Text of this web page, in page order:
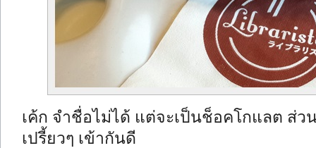
เค้ก จำชื่อไม่ได้ แต่จะเป็นช็อคโกแลต ส่ว
เปรี้ยวๆ เข้ากันดี